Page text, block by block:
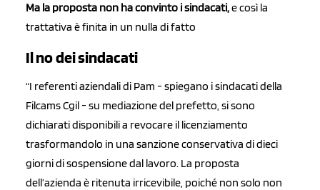
Ma la proposta non ha convinto i sindacati,e così la
trattativa è finita in un nulla di fatto
Il no dei sindacati
“I referenti aziendali di Pam - spiegano i sindacati della
Filcams Cgil - su mediazione del prefetto, si sono
dichiarati disponibili a revocare il licenziamento
trasformandolo in una sanzione conservativa di dieci
giorni di sospensione dal lavoro. La proposta
dell’azienda è ritenuta irricevibile, poiché non solo non